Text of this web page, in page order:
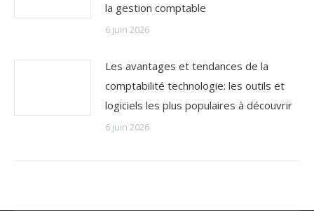
la gestion comptable
6 juin 2026
Les avantages et tendances de la
comptabilité technologie: les outils et
logiciels les plus populaires à découvrir
6 juin 2026